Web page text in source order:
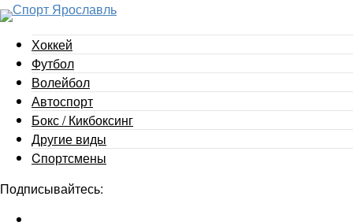
Хоккей
Футбол
Волейбол
Автоспорт
Бокс / Кикбоксинг
Другие виды
Cпортсмены
Подписывайтесь: